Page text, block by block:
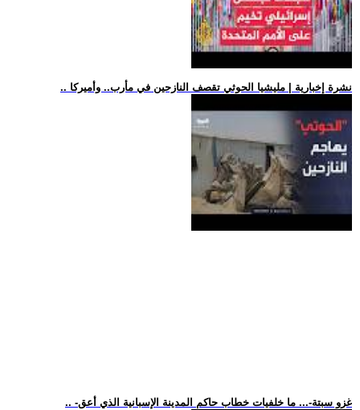
.. نشرة إخبارية | مليشيا الحوثي تقصف النازحين في مأرب.. وأميركا
.. -غزو سبتة-... ما خلفيات خطاب حاكم المدينة الإسبانية الذي أعق